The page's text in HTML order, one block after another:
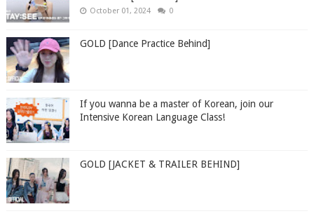
October 01, 2024 0
GOLD [Dance Practice Behind]
If you wanna be a master of Korean, join our
Intensive Korean Language Class!
GOLD [JACKET & TRAILER BEHIND]